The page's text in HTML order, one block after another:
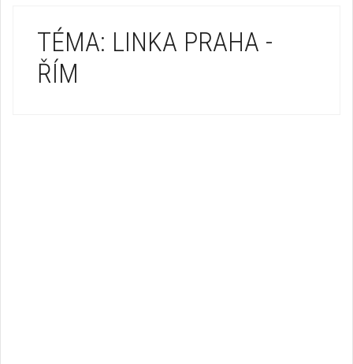
TÉMA: LINKA PRAHA -
ŘÍM